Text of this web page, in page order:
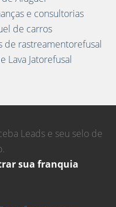
e consultorias
de carros
de rastreamentorefusal
Lava Jatorefusal
Leads e seu selo de
sua franquia